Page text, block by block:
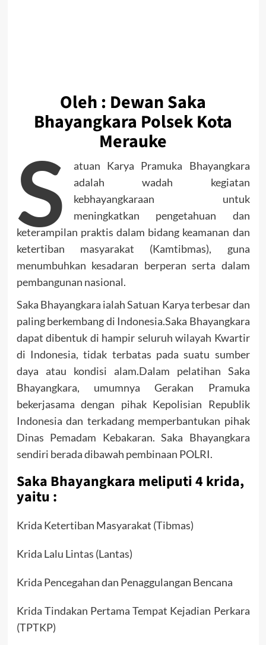
Oleh : Dewan Saka
Bhayangkara Polsek Kota
Merauke
S
atuan Karya Pramuka Bhayangkara
adalah wadah kegiatan
kebhayangkaraan untuk
meningkatkan pengetahuan dan
keterampilan praktis dalam bidang keamanan dan
ketertiban masyarakat (Kamtibmas), guna
menumbuhkan kesadaran berperan serta dalam
pembangunan nasional.
Saka Bhayangkara ialah Satuan Karya terbesar dan
paling berkembang di Indonesia.Saka Bhayangkara
dapat dibentuk di hampir seluruh wilayah Kwartir
di Indonesia, tidak terbatas pada suatu sumber
daya atau kondisi alam.Dalam pelatihan Saka
Bhayangkara, umumnya Gerakan Pramuka
bekerjasama dengan pihak Kepolisian Republik
Indonesia dan terkadang memperbantukan pihak
Dinas Pemadam Kebakaran. Saka Bhayangkara
sendiri berada dibawah pembinaan POLRI.
Saka Bhayangkara meliputi 4 krida,
yaitu :
Krida Ketertiban Masyarakat (Tibmas)
Krida Lalu Lintas (Lantas)
Krida Pencegahan dan Penaggulangan Bencana
Krida Tindakan Pertama Tempat Kejadian Perkara
(TPTKP)